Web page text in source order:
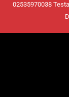
02535970038